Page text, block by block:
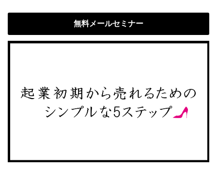
無料メールセミナー